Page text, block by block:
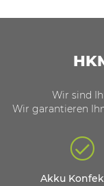
Wir sind
Wir garantieren
Akku